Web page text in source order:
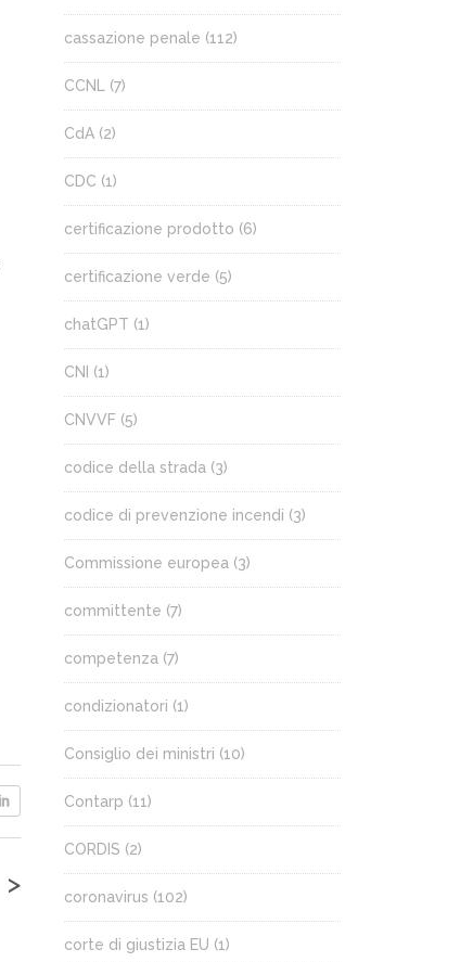
>
cassazione penale (112)
CCNL (7)
CdA (2)
CDC (1)
certificazione prodotto (6)
certificazione verde (5)
chatGPT (1)
CNI (1)
CNVVF (5)
codice della strada (3)
codice di prevenzione incendi (3)
Commissione europea (3)
committente (7)
competenza (7)
condizionatori (1)
Consiglio dei ministri (10)
Contarp (11)
CORDIS (2)
coronavirus (102)
corte di giustizia EU (1)